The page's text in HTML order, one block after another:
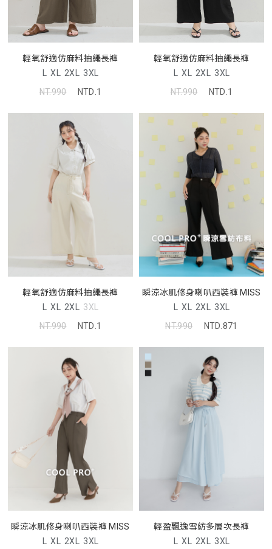
輕氧舒適仿麻料抽繩長褲
L XL 2XL 3XL
NT.990
NTD.1
輕氧舒適仿麻料抽繩長褲
L XL 2XL 3XL
NT.990
NTD.1
輕氧舒適仿麻料抽繩長褲
L XL 2XL 3XL
NT.990
NTD.1
瞬涼冰肌修身喇叭西裝褲 MISS
L XL 2XL 3XL
NT.990
NTD.871
瞬涼冰肌修身喇叭西裝褲 MISS
L XL 2XL 3XL
輕盈飄逸雪紡多層次長褲
L XL 2XL 3XL